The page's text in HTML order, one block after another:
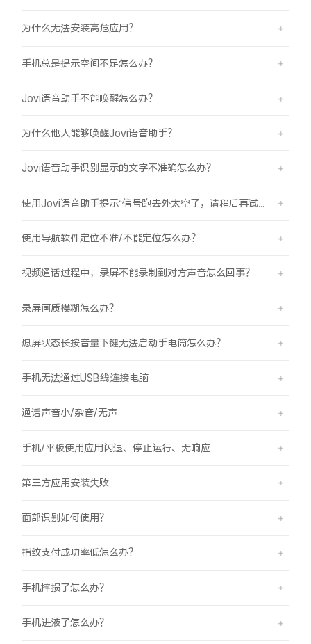
为什么无法安装高危应用？
手机总是提示空间不足怎么办？
Jovi语音助手不能唤醒怎么办？
为什么他人能够唤醒Jovi语音助手？
Jovi语音助手识别显示的文字不准确怎么办？
使用导航软件定位不准/不能定位怎么办？
视频通话过程中，录屏不能录制到对方声音怎么回事？
录屏画质模糊怎么办？
熄屏状态长按音量下键无法启动手电筒怎么办？
手机无法通过USB线连接电脑
通话声音小/杂音/无声
手机/平板使用应用闪退、停止运行、无响应
第三方应用安装失败
面部识别如何使用？
指纹支付成功率低怎么办？
手机摔损了怎么办？
手机进液了怎么办？